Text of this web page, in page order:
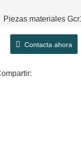
Piezas materiales
Inspección completa
Contacta ahora